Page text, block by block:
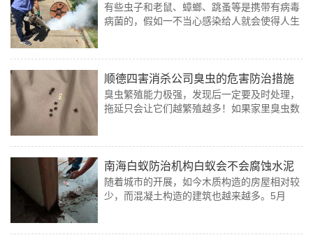
害
有些虫子和老鼠、蟑螂、跳蚤等是携带有病毒
病菌的，假如一不当心感染给人就会使得人生
顺德四害消杀公司臭虫的危害防治措施
臭虫繁殖能力极强，发现后一定要及时处理，
拖延只会让它们越繁殖越多！如果家里臭虫数
南海白蚁防治机构白蚁会不会腐蚀水泥
钢筋
随着城市的开展，如今木质构造的房屋相对较
少，而混凝土构造的建筑也越来越多。5月
质为食。